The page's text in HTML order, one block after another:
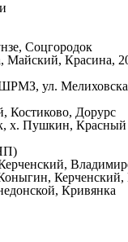
Соцгородок
Красина,
ул.
Костиково, Дорурс
х. Пушкин,
Кривянка